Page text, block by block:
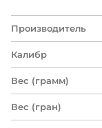
Производитель
Калибр
Вес (грамм)
Вес (гран)